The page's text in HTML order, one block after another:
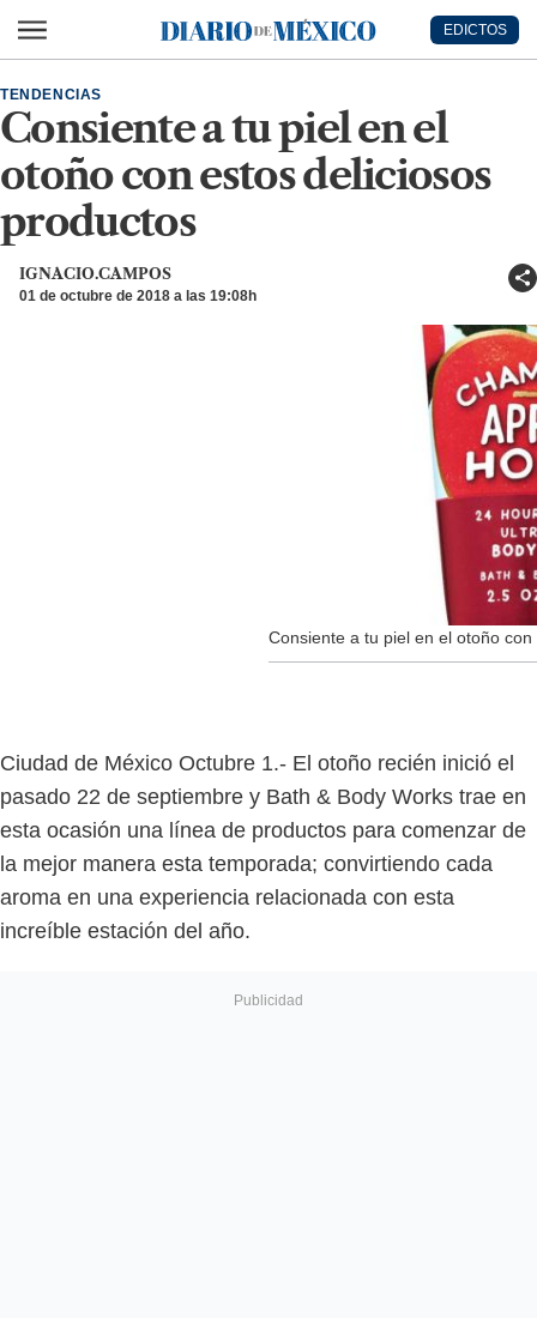
Diario de México
EDICTOS
Consiente a tu piel en el
otoño con estos deliciosos
productos
TENDENCIAS
IGNACIO.CAMPOS
01 de octubre de 2018 a las 19:08h
Consiente a tu piel en el otoño
Ciudad de México Octubre 1.- El otoño recién inició el
pasado 22 de septiembre y Bath & Body Works trae en
esta ocasión una línea de productos para comenzar de
la mejor manera esta temporada; convirtiendo cada
aroma en una experiencia relacionada con esta
increíble estación del año.